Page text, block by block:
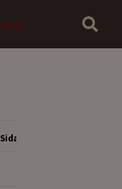
Sidang Lanjutan